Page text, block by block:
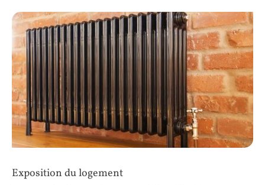
Exposition du logement